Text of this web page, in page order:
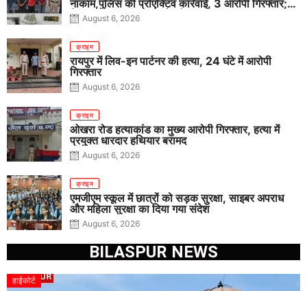
नाकाम,पुलिस की प्रोएक्टिव कार्रवाई, 3 आरोपी गिरफ्तार;
पिस्टल, कारतूस, चाकू और मोबाइल बरामद
August 6, 2026
क्राइम
रायपुर में लिव-इन पार्टनर की हत्या, 24 घंटे में आरोपी
गिरफ्तार
August 6, 2026
क्राइम
ओखरा रोड हत्याकांड का मुख्य आरोपी गिरफ्तार, हत्या में
प्रयुक्त धारदार हथियार बरामद
August 6, 2026
क्राइम
एमजीएम स्कूल में छात्रों को सड़क सुरक्षा, साइबर अपराध
और महिला सुरक्षा का दिया गया संदेश
August 6, 2026
BILASPUR NEWS
हाईकोर्ट